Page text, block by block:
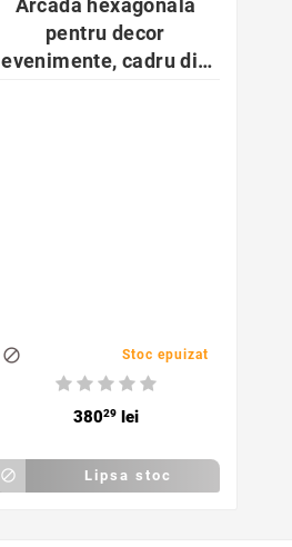
pentru decor
evenimente, cadru din
 Stoc epuizat
38029lei
 Lipsa stoc